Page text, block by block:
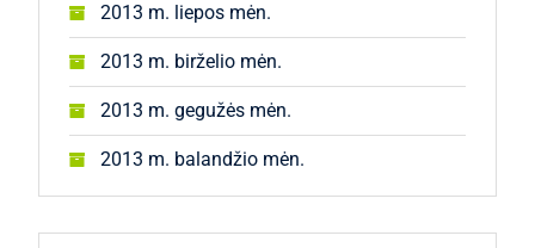
2013 m. liepos mėn.
2013 m. birželio mėn.
2013 m. gegužės mėn.
2013 m. balandžio mėn.